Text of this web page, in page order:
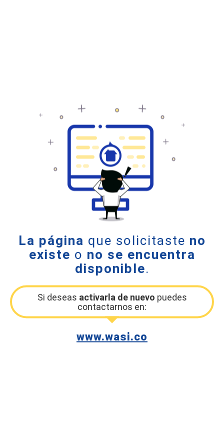
La página que solicitaste no
existe o no se encuentra
disponible.
Si deseas activarla de nuevo puedes
contactarnos en:
www.wasi.co